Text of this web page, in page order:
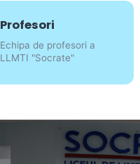
Profesori
Echipa de profesori a
LLMTI "Socrate"